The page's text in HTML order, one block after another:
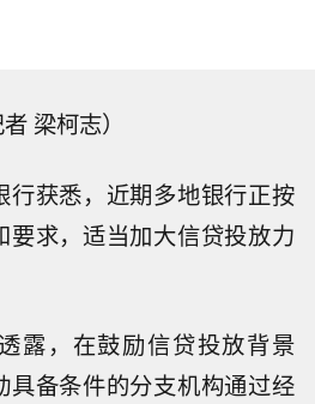
梁柯志）
行获悉，近期多地银行正按
要求，适当加大信贷投放力
露，在鼓励信贷投放背景
具备条件的分支机构通过经